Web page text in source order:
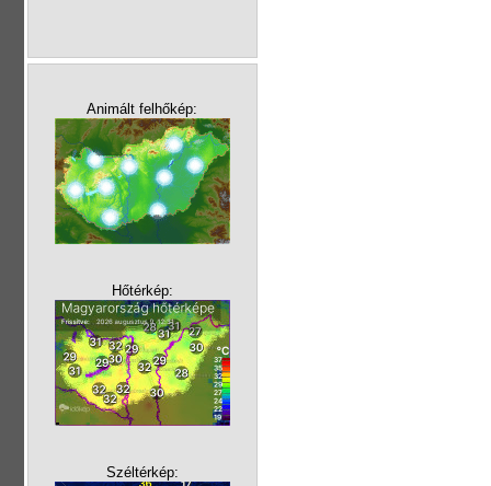
Animált felhőkép:
Hőtérkép:
Széltérkép: